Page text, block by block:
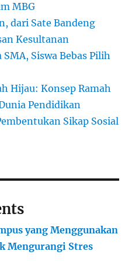
MBG
dari Sate Bandeng
Kesultanan
Siswa Bebas Pilih
Hijau: Konsep Ramah
Pendidikan
Sikap Sosial
yang Menggunakan
Mengurangi Stres